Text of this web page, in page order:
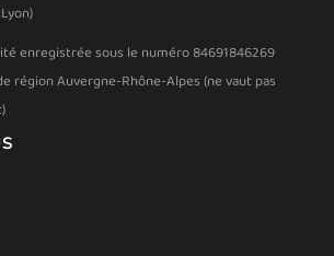
enregistrée sous le numéro 84691846269
région Auvergne-Rhône-Alpes (ne vaut pas